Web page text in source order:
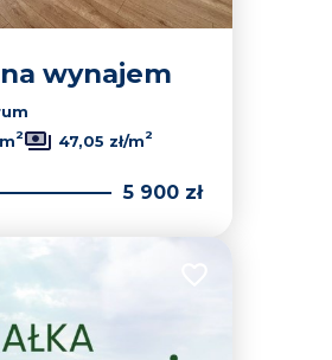
© OpenStreetMap contributors
wynajem
2 47,05 zł/m2
5 900 zł